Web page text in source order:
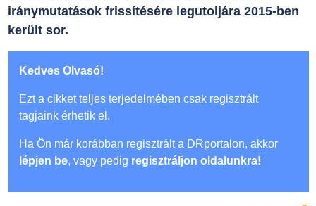
iránymutatások frissítésére legutoljára 2015-ben
került sor.
Kedves Olvasó!
Ezt a cikket teljes terjedelmében csak regisztrált
tagjaink érhetik el.
Ha Ön már korábban regisztrált a DRportalon, akkor
lépjen be, vagy pedig regisztráljon oldalunkra!